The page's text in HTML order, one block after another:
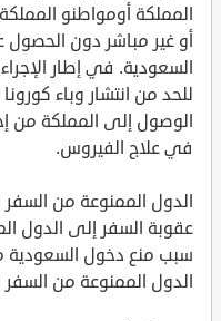
المملكة أومواطنو
أو غير مباشر دون
السعودية. في إطار
للحد من انتشار وباء
الوصول إلى المملكة من
في علاج الفيروس.
الدول الممنوعة من السفر
عقوبة السفر إلى الدول
سبب منع دخول السعودية
الدول الممنوعة من السفر